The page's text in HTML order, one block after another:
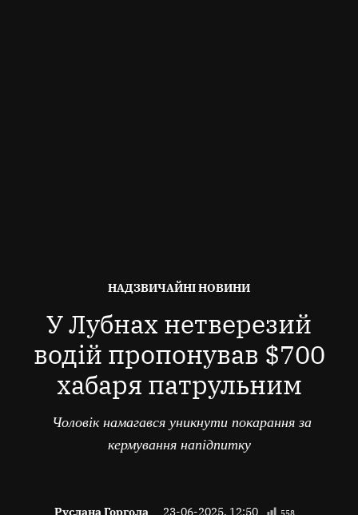
ОПУБЛІКОВАНО
НАДЗВИЧАЙНІ НОВИНИ
У Лубнах нетверезий
водій пропонував $700
хабаря патрульним
Чоловік намагався уникнути покарання за
кермування напідпитку
Руслана Горгола 23-06-2025, 12:50 558